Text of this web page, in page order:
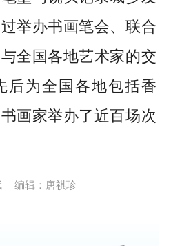
举办书画笔会、联合
全国各地艺术家的交
后为全国各地包括香
画家举办了近百场次
编辑：唐祺珍